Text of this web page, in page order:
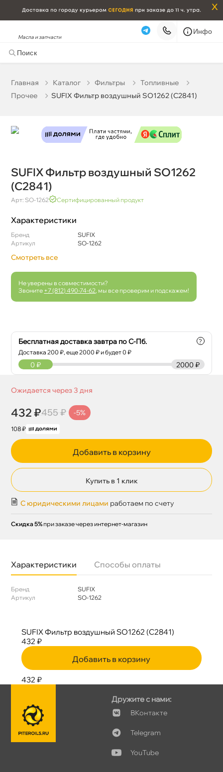
x
Масла и запчасти
Инфо
Главная Катало Фильтры
Топливные
Прочее
SUFIX Фильтр воздушный SO1262 (C2841)
SUFIX Фильтр воздушный SO1262
(C2841)
Арт: SO-1262 Сертифицированный продукт
Характеристики
Бренд
SUFIX
Артикул
SO-1262
Смотреть все
Не уверены в совместимости?
Звоните +7 (812) 490-74-62 , мы все проверим и подскажем!
Бесплатная доставка завтра по С-Пб.
Доставка200 ₽, еще2000 ₽ и будет 0 ₽
?
2000 ₽
0 ₽
Ожидается через 3 дня
432 ₽455 ₽ -5%
108 ₽
Добавить в корзину
Купить в 1 клик
С юридическими лицами работаем по счету
Скидка 5% при заказе через интернет-магазин
Характеристики Способы оплаты
Бренд
SUFIX
Артикул
SO-1262
Самовывоз
SUFIX Фильтр воздушный SO1262 (C2841)
432 ₽
Добавить в корзину
432 ₽
Дружите с нами:
Контакте
Telegram
YouTube